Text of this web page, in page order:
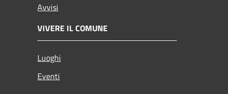
Avvisi
VIVERE IL COMUNE
Luoghi
Eventi